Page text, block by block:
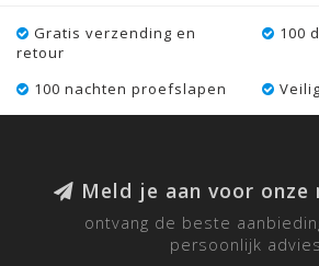
Gratis verzending en
retour
100
100 nachten proefslapen
Meld je aan voor
ontvang de beste
persoonlijk advies